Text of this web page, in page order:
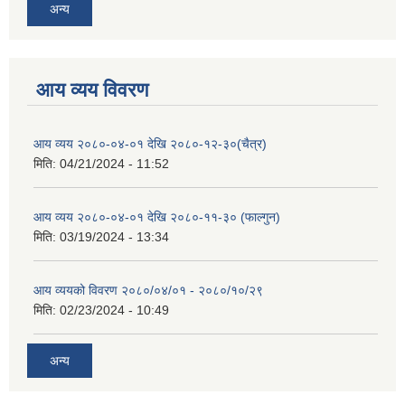
अन्य
आय व्यय विवरण
आय व्यय २०८०-०४-०१ देखि २०८०-१२-३०(चैत्र)
मिति: 04/21/2024 - 11:52
आय व्यय २०८०-०४-०१ देखि २०८०-११-३० (फाल्गुन)
मिति: 03/19/2024 - 13:34
आय व्ययको विवरण २०८०/०४/०१ - २०८०/१०/२९
मिति: 02/23/2024 - 10:49
अन्य